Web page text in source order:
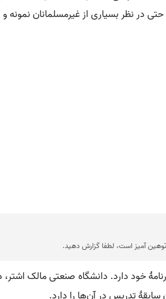
در نظر بسیاری از غیرمسلمانان
آمیز است، لطفا گزارش دهید.
خود دارد. دانشگاه صنعتی مالک اشتر،